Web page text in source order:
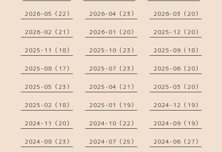
2026-05（22） 2026-04（23） 2026-03（20）
2026-02（21） 2026-01（20） 2025-12（20）
2025-11（18） 2025-10（23） 2025-09（18）
2025-08（17） 2025-07（23） 2025-06（20）
2025-05（23） 2025-04（21） 2025-03（20）
2025-02（18） 2025-01（19） 2024-12（19）
2024-11（20） 2024-10（22） 2024-09（19）
2024-08（23） 2024-07（25） 2024-06（27）